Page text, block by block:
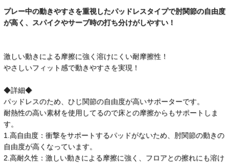
プレー中の動きやすさを重視したパッドレスタイプで肘関節の自由度
が高く、スパイクやサーブ時の打ち分けがしやすい！
激しい動きによる摩擦に強く溶けにくい耐摩擦性！
やさしいフィット感で動きやすさを実現！
◆詳細◆
パッドレスのため、ひじ関節の自由度が高いサポーターです。
耐熱性の高い素材を使用してるので床との摩擦からもサポートしま
す。
1.高自由度：衝撃をサポートするパッドがないため、肘関節の動きの
自由度が高くなっています。
2.高耐久性：激しい動きによる摩擦に強く、フロアとの擦れにも溶け